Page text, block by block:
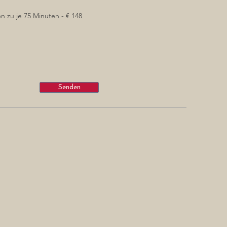
zu je 75 Minuten - € 148
Senden